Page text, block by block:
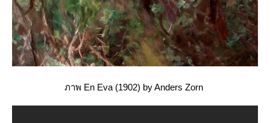
ภาพ En Eva (1902) by Anders Zorn